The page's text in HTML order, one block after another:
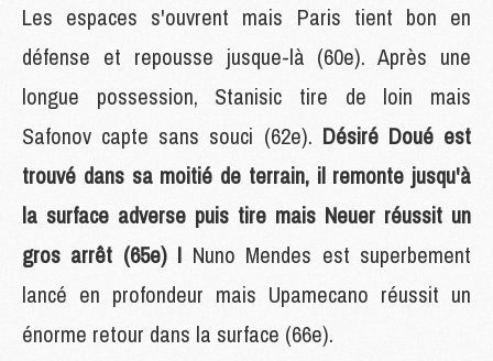
Les espaces s'ouvrent mais Paris tient bon en
défense et repousse jusque-là (60e). Après une
longue possession, Stanisic tire de loin mais
Safonov capte sans souci (62e). Désiré Doué est
trouvé dans sa moitié de terrain, il remonte jusqu'à
la surface adverse puis tire mais Neuer réussit un
gros arrêt (65e) ! Nuno Mendes est superbement
lancé en profondeur mais Upamecano réussit un
énorme retour dans la surface (66e).